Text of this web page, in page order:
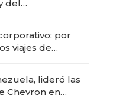
del
por
viajes de
lideró las
Chevron en